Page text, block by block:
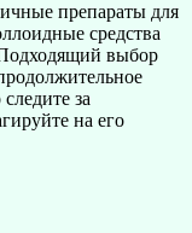
препараты для
средства
выбор
за
на его